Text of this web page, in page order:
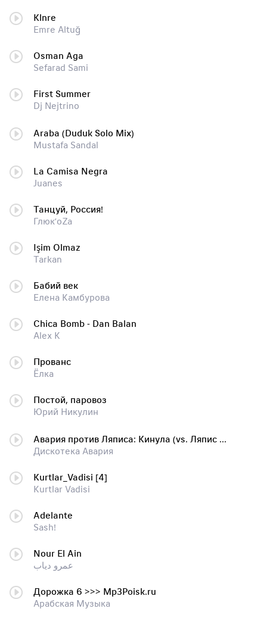
Klnre
Emre Altuğ
Osman Aga
Sefarad Sami
First Summer
Dj Nejtrino
Araba (Duduk Solo Mix)
Mustafa Sandal
La Camisa Negra
Juanes
Танцуй, Россия!
Глюк’oZa
Işim Olmaz
Tarkan
Бабий век
Елена Камбурова
Chica Bomb - Dan Balan
Alex K
Прованс
Ёлка
Постой, паровоз
Юрий Никулин
Авария против Ляписа: Кинула (vs. Ляпис Трубецкой)
Дискотека Авария
Kurtlar_Vadisi [4]
Kurtlar Vadisi
Adelante
Sash!
Nour El Ain
عمرو دياب
Дорожка 6 >>> Mp3Poisk.ru
Арабская Музыка